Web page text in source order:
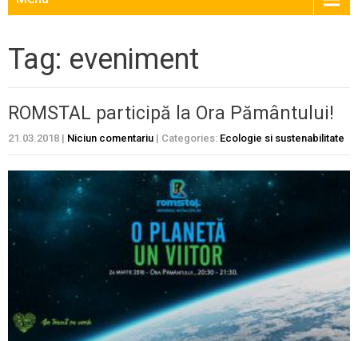
Tag: eveniment
ROMSTAL participă la Ora Pământului!
21.03.2018 | Niciun comentariu | Categories: Ecologie si sustenabilitate